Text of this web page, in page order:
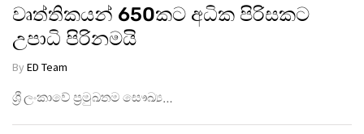
වෘත්තිකයන් 650කට අධික පිරිසකට
උපාධි පිරිනමයි
By ED Team
ශ්‍රී ලංකාවේ ප්‍රමුඛතම සෞඛ්‍ය…